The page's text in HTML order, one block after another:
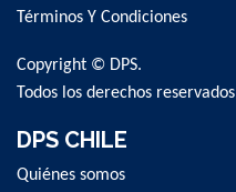
Newsletter:
Términos Y Condiciones
Copyright © DPS.
Todos los derechos reservados
DPS CHILE
Quiénes somos